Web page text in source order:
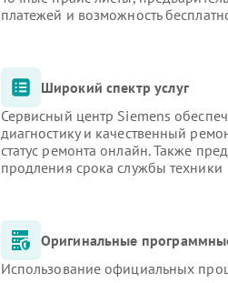
платежей и возможность
Широкий спектр услуг
Сервисный центр Siemens
диагностику и качественный
статус ремонта онлайн. Также
продления срока службы техники
Оригинальные
Использование официальных